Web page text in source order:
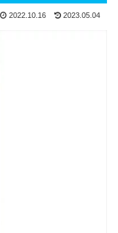
2022.10.16 2023.05.04